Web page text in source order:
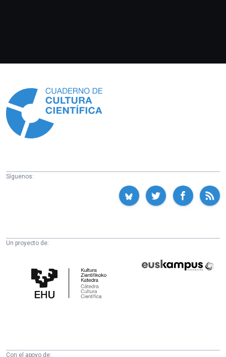
Síguenos:
Un proyecto de:
Cultura
Científica
Fundazioa
Con el apoyo de: